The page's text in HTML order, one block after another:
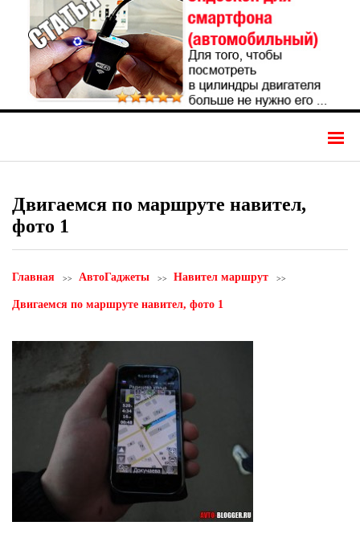
Двигаемся по маршруте навител,
фото 1
Главная АвтоГаджеты Навител маршрут
Двигаемся по маршруте навител, фото 1